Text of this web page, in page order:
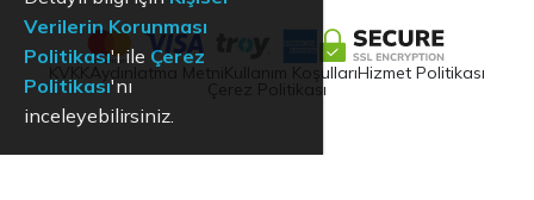
Aydınlatma Metni Kullanım KoşullarıHizmet Politikası
Çerez Politikası
Verilerin Korunması
Politikası'ı ile Çerez
Politikası'nı
inceleyebilirsiniz.